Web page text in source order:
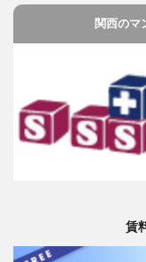
関西のマ
賃